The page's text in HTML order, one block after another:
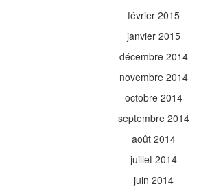
février 2015
janvier 2015
décembre 2014
novembre 2014
octobre 2014
septembre 2014
août 2014
juillet 2014
juin 2014